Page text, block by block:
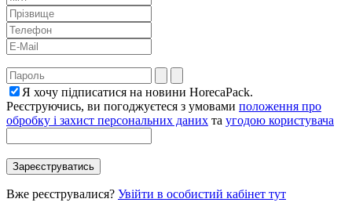
Я хочу підписатися на новини HorecaPack.
Реєструючись, ви погоджуєтеся з умовами положення про
обробку і захист персональних даних та угодою користувача
Вже реєструвалися? Увійти в особистий кабінет тут